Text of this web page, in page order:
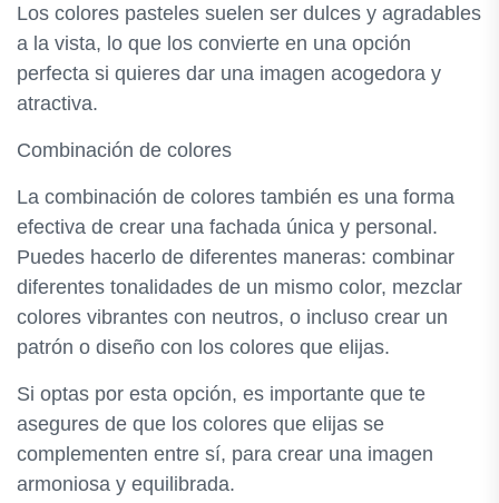
Los colores pasteles suelen ser dulces y agradables
a la vista, lo que los convierte en una opción
perfecta si quieres dar una imagen acogedora y
atractiva.
Combinación de colores
La combinación de colores también es una forma
efectiva de crear una fachada única y personal.
Puedes hacerlo de diferentes maneras: combinar
diferentes tonalidades de un mismo color, mezclar
colores vibrantes con neutros, o incluso crear un
patrón o diseño con los colores que elijas.
Si optas por esta opción, es importante que te
asegures de que los colores que elijas se
complementen entre sí, para crear una imagen
armoniosa y equilibrada.